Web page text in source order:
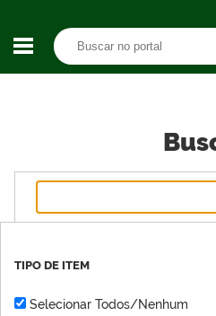
TIPO DE ITEM
Selecionar Todos/Nenhum